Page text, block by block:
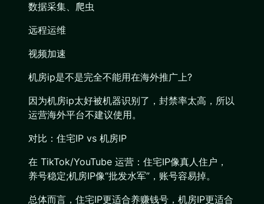
数据采集、爬虫
远程运维
视频加速
机房ip是不是完全不能用在海外推广上?
因为机房ip太好被机器识别了，封禁率太高，所以
运营海外平台不建议使用。
对比：住宅IP vs 机房IP
在 TikTok/YouTube 运营：住宅IP像真人住户，
养号稳定;机房IP像“批发水军”，账号容易掉。
总体而言，住宅IP更适合养赚钱号，机房IP更适合